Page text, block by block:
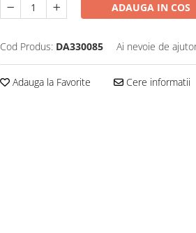
ADAUGA IN COS
Cod Produs: DA330085 Ai nevoie de
Adauga la Favorite Cere informatii